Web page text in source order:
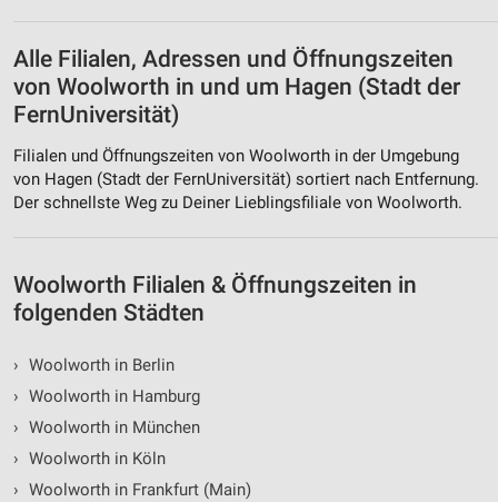
Alle Filialen, Adressen und Öffnungszeiten
von Woolworth in und um Hagen (Stadt der
FernUniversität)
Filialen und Öffnungszeiten von Woolworth in der Umgebung
von Hagen (Stadt der FernUniversität) sortiert nach Entfernung.
Der schnellste Weg zu Deiner Lieblingsfiliale von Woolworth.
Woolworth Filialen & Öffnungszeiten in
folgenden Städten
› Woolworth in Berlin
› Woolworth in Hamburg
› Woolworth in München
› Woolworth in Köln
› Woolworth in Frankfurt (Main)